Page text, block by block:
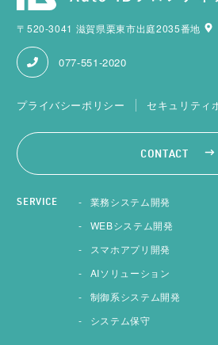
〒520-3041 滋賀県栗東市出庭2035番地
077-551-2020
プライバシーポリシー セキュリティ
CONTACT
SERVICE
業務システム開発
WEBシステム開発
スマホアプリ開発
AIソリューション
制御系システム開発
システム保守